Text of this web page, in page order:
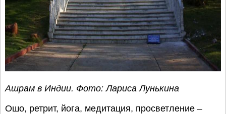
Ашрам в Индии. Фото: Лариса Лунькина
Ошо, ретрит, йога, медитация, просветление –